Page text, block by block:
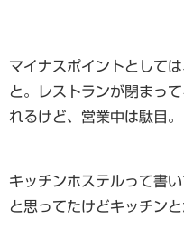
マイナスポイントとして
と。レストランが閉まっ
れるけど、営業中は駄目。
キッチンホステルって書
と思ってたけどキッチンと